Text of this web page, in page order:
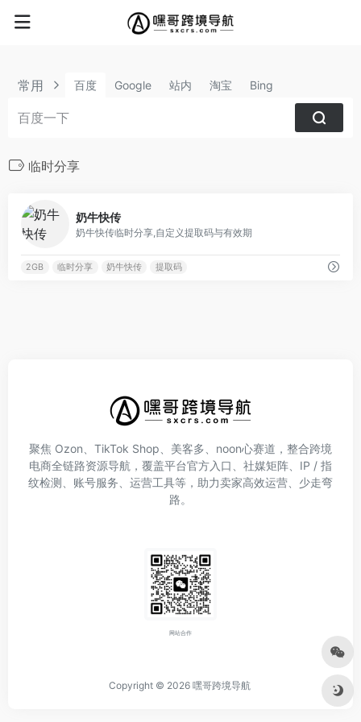
常用 百度 Google 站内 淘宝 Bing
临时分享
奶牛快传
奶牛快传临时分享,自定义提取码与有效期
2GB 临时分享 奶牛快传 提取码
聚焦 Ozon、TikTok Shop、美客多、noon心赛道，整合跨境
电商全链路资源导航，覆盖平台官方入口、社媒矩阵、IP / 指
纹检测、账号服务、运营工具等，助力卖家高效运营、少走弯
路。
网站合作
Copyright © 2026 嘿哥跨境导航